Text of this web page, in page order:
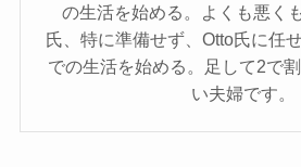
の生活を始める。よくも悪く
氏、特に準備せず、Otto氏に任
での生活を始める。足して2で
い夫婦です。